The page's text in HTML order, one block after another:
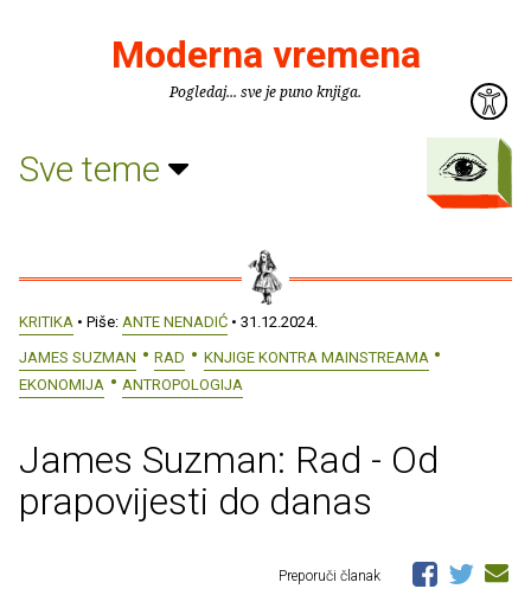
Moderna vremena
Pogledaj... sve je puno knjiga.
Sve teme
KRITIKA • Piše: ANTE NENADIĆ • 31.12.2024.
JAMES SUZMAN
RAD
KNJIGE KONTRA MAINSTREAMA
EKONOMIJA
ANTROPOLOGIJA
James Suzman: Rad - Od
prapovijesti do danas
Preporuči članak